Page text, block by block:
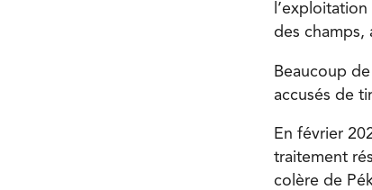
des champs,
Beaucoup
accusés de
En février
traitement
colère de